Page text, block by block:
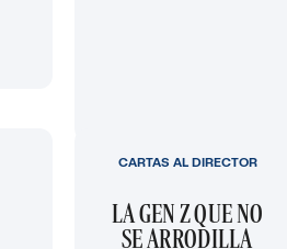
LA GEN Z QUE NO
SE ARRODILLA
CARTAS AL DIRECTOR